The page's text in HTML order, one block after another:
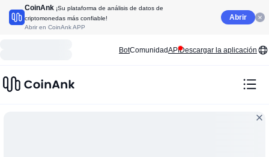
CoinAnk ¡Su plataforma de análisis de datos de
criptomonedas más confiable!
Abrir en CoinAnk APP
Abrir
BotComunidadAPIDescargar la aplicación